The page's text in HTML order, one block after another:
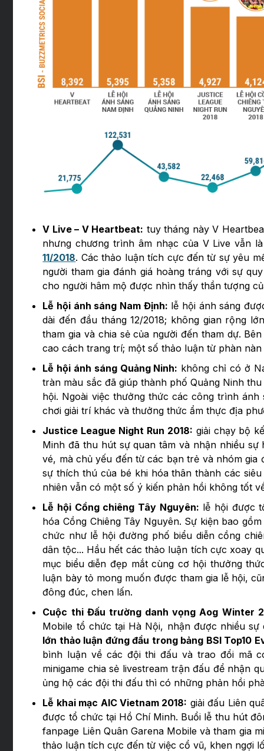
V Live – V Heartbeat: tuy tháng này V
nhưng chương trình âm nhạc của V Live vẫn
11/2018. Các thảo luận tích cực đến từ sự yêu
người tham gia đánh giá hoàng tráng với sự
cho người hâm mộ được nhìn thấy thần tượng
Lễ hội ánh sáng Nam Định: lễ hội ánh sáng
dài đến đầu tháng 12/2018; không gian rộng
tham gia và chia sẻ của người đến tham dự.
cao cách trang trí; một số thảo luận từ phàn
Lễ hội ánh sáng Quảng Ninh: không chỉ có ở
tràn màu sắc đã giúp thành phố Quảng Ninh
hội. Ngoài việc thưởng thức các công trình
chơi giải trí khác và thưởng thức ẩm thực địa
Justice League Night Run 2018: giải chạy bộ
Minh đã thu hút sự quan tâm và nhận nhiều
vé, mà chủ yếu đến từ các bạn trẻ và nhóm
sự thích thú của bé khi hóa thân thành các
nhiên vẫn có một số ý kiến phản hồi không tốt
Lễ hội Cồng chiêng Tây Nguyên: lễ hội được
hóa Cồng Chiêng Tây Nguyên. Sự kiện bao
chức như lễ hội đường phố biểu diễn cồng
dân tộc... Hầu hết các thảo luận tích cực xoay
mục biểu diễn đẹp mắt cùng cơ hội thưởng
luận bày tỏ mong muốn được tham gia lễ hội,
đông đúc, chen lấn.
Cuộc thi Đấu trường danh vọng Aog Winter
Mobile tổ chức tại Hà Nội, nhận được nhiều
lớn thảo luận đứng đầu trong bảng BSI Top10
bình luận về các đội thi đấu và trao đổi mã
minigame chia sẻ livestream trận đấu để nhận
ủng hộ các đội thi đấu thì có những phản hồi
Lễ khai mạc AIC Vietnam 2018: giải đấu Liên
được tổ chức tại Hồ Chí Minh. Buổi lễ thu hút
fanpage Liên Quân Garena Mobile và tham gia
thảo luận tích cực đến từ việc cổ vũ, khen ngợi